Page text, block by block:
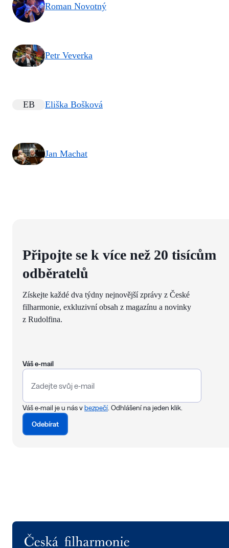
Roman Novotný
Petr Veverka
EB Eliška Bošková
Jan Machat
Připojte se k více než 20 tisícům
odběratelů
Získejte každé dva týdny nejnovější zprávy z České
filharmonie, exkluzivní obsah z magazínu a novinky
z Rudolfina.
Váš e-mail
Váš e-mail je u nás vbezpečí. Odhlášení na jeden klik.
Odebírat